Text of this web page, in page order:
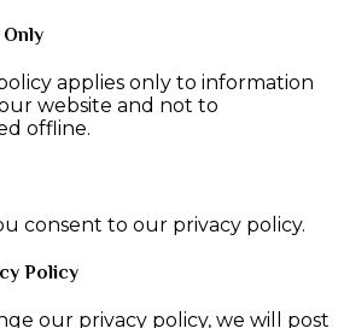
applies only to information
website and not to
offline.
consent to our privacy policy.
Policy
our privacy policy, we will post